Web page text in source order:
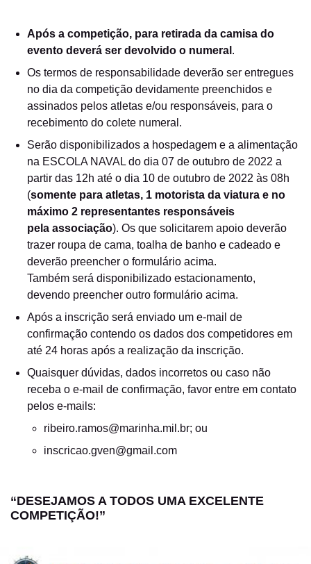
Após a competição, para retirada da camisa do
evento deverá ser devolvido o numeral .
Os termos de responsabilidade deverão ser entregues
no dia da competição devidamente preenchidos e
assinados pelos atletas e/ou responsáveis, para o
recebimento do colete numeral.
Serão disponibilizados a hospedagem e a alimentação
na ESCOLA NAVAL do dia 07 de outubro de 2022 a
partir das 12h até o dia 10 de outubro de 2022 às 08h
(somente para atletas, 1 motorista da viatura e no
máximo 2 representantes responsáveis
pela associação). Os que solicitarem apoio deverão
trazer roupa de cama, toalha de banho e cadeado e
deverão preencher o formulário acima.
Também será disponibilizado estacionamento,
devendo preencher outro formulário acima.
Após a inscrição será enviado um e-mail de
confirmação contendo os dados dos competidores em
até 24 horas após a realização da inscrição.
Quaisquer dúvidas, dados incorretos ou caso não
receba o e-mail de confirmação, favor entre em contato
pelos e-mails:
ribeiro.ramos@marinha.mil.br; ou
inscricao.gven@gmail.com
“DESEJAMOS A TODOS UMA EXCELENTE
COMPETIÇÃO!”